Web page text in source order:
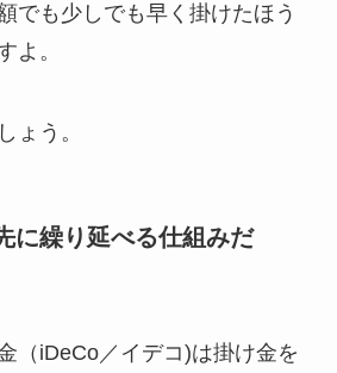
でも少しでも早く掛けたほう
よ。
ょう。
に繰り延べる仕組みだ
（iDeCo／イデコ)は掛け金を